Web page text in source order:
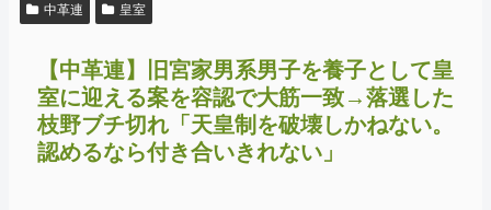
中革連 皇室
【中革連】旧宮家男系男子を養子として皇
室に迎える案を容認で大筋一致→落選した
枝野ブチ切れ「天皇制を破壊しかねない。
認めるなら付き合いきれない」